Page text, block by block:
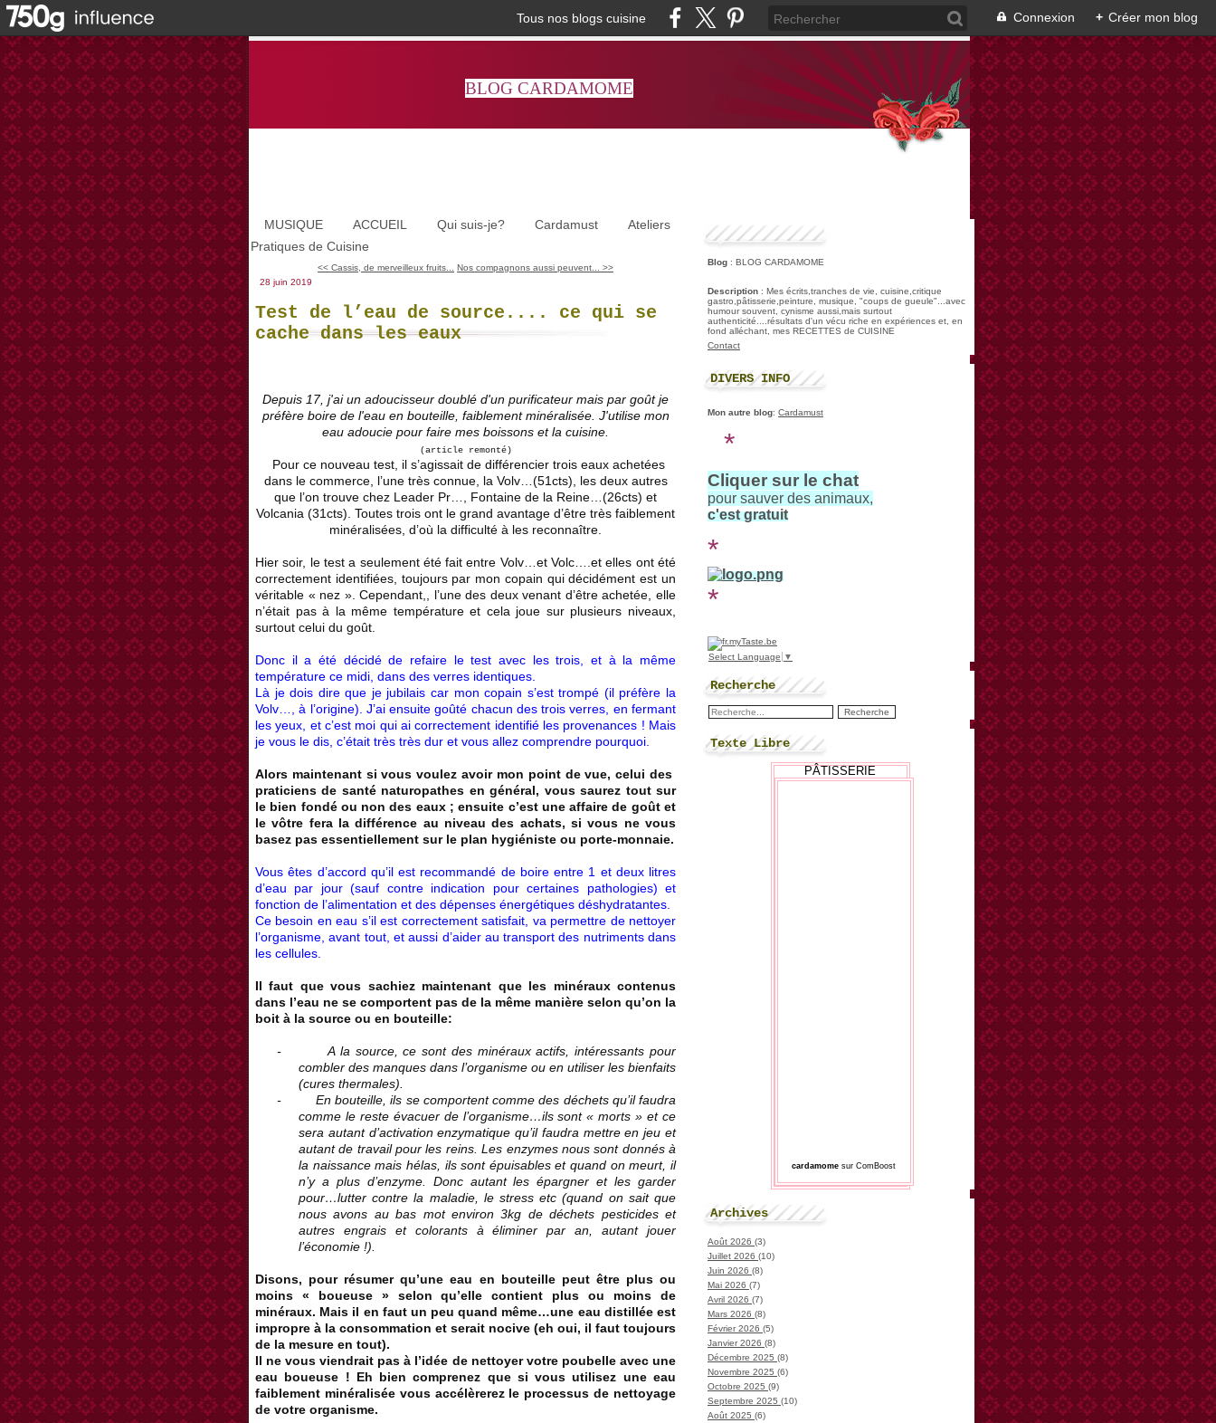
Tous nos blogs cuisine Connexion + Créer mon blog
BLOG CARDAMOME
MUSIQUE ACCUEIL Qui suis-je? Cardamust
Ateliers
Pratiques de Cuisine
<< Cassis, de merveilleux fruits...
Nos compagnons aussi peuvent... >>
28 juin 2019
Test de l’eau de source.... ce qui se
cache dans les eaux
Depuis 17, j'ai un adoucisseur doublé d'un purificateur mais par goût je
préfère boire de l'eau en bouteille, faiblement minéralisée. J'utilise mon
eau adoucie pour faire mes boissons et la cuisine.
(article remonté)
Pour ce nouveau test, il s’agissait de différencier trois eaux achetées
dans le commerce, l’une très connue, la Volv…(51cts), les deux autres
que l’on trouve chez Leader Pr…, Fontaine de la Reine…(26cts) et
Volcania (31cts). Toutes trois ont le grand avantage d’être très faiblement
minéralisées, d’où la difficulté à les reconnaître.
Hier soir, le test a seulement été fait entre Volv…et Volc….et elles ont été
correctement identifiées, toujours par mon copain qui décidément est un
véritable « nez ». Cependant,, l’une des deux venant d’être achetée, elle
n’était pas à la même température et cela joue sur plusieurs niveaux,
surtout celui du goût.
Donc il a été décidé de refaire le test avec les trois, et à la même
température ce midi, dans des verres identiques.
Là je dois dire que je jubilais car mon copain s’est trompé (il préfère la
Volv…, à l’origine). J’ai ensuite goûté chacun des trois verres, en fermant
les yeux, et c’est moi qui ai correctement identifié les provenances ! Mais
je vous le dis, c’était très très dur et vous allez comprendre pourquoi.
Alors maintenant si vous voulez avoir mon point de vue, celui des
praticiens de santé naturopathes en général, vous saurez tout sur
le bien fondé ou non des eaux ; ensuite c’est une affaire de goût et
le vôtre fera la différence au niveau des achats, si vous ne vous
basez pas essentiellement sur le plan hygiéniste ou porte-monnaie.
Vous êtes d’accord qu’il est recommandé de boire entre 1 et deux litres
d’eau par jour (sauf contre indication pour certaines pathologies) et
fonction de l’alimentation et des dépenses énergétiques déshydratantes.
Ce besoin en eau s’il est correctement satisfait, va permettre de nettoyer
l’organisme, avant tout, et aussi d’aider au transport des nutriments dans
les cellules.
Il faut que vous sachiez maintenant que les minéraux contenus
dans l’eau ne se comportent pas de la même manière selon qu’on la
boit à la source ou en bouteille:
- A la source, ce sont des minéraux actifs, intéressants pour
combler des manques dans l’organisme ou en utiliser les bienfaits
(cures thermales).
- En bouteille, ils se comportent comme des déchets qu’il faudra
comme le reste évacuer de l’organisme…ils sont « morts » et ce
sera autant d’activation enzymatique qu’il faudra mettre en jeu et
autant de travail pour les reins. Les enzymes nous sont donnés à
la naissance mais hélas, ils sont épuisables et quand on meurt, il
n’y a plus d’enzyme. Donc autant les épargner et les garder
pour…lutter contre la maladie, le stress etc (quand on sait que
nous avons au bas mot environ 3kg de déchets pesticides et
autres engrais et colorants à éliminer par an, autant jouer
l’économie !).
Disons, pour résumer qu’une eau en bouteille peut être plus ou
moins « boueuse » selon qu’elle contient plus ou moins de
minéraux. Mais il en faut un peu quand même…une eau distillée est
impropre à la consommation et serait nocive (eh oui, il faut toujours
de la mesure en tout).
Il ne vous viendrait pas à l’idée de nettoyer votre poubelle avec une
eau boueuse ! Eh bien comprenez que si vous utilisez une eau
faiblement minéralisée vous accélèrerez le processus de nettoyage
de votre organisme.
Blog : BLOG CARDAMOME
Description : Mes écrits,tranches de vie, cuisine,critique
gastro,pâtisserie,peinture, musique, "coups de gueule"...avec
humour souvent, cynisme aussi,mais surtout
authenticité....résultats d'un vécu riche en expériences et, en
fond alléchant, mes RECETTES de CUISINE
Contact
DIVERS INFO
Mon autre blog: Cardamust
*
Cliquer sur le chat
pour sauver des animaux,
c'est gratuit
*
*
Select Language ▼
Recherche
Texte Libre
PÂTISSERIE
cardamome sur ComBoost
Archives
Août 2026 (3)
Juillet 2026 (10)
Juin 2026 (8)
Mai 2026 (7)
Avril 2026 (7)
Mars 2026 (8)
Février 2026 (5)
Janvier 2026 (8)
Décembre 2025 (8)
Novembre 2025 (6)
Octobre 2025 (9)
Septembre 2025 (10)
Août 2025 (6)